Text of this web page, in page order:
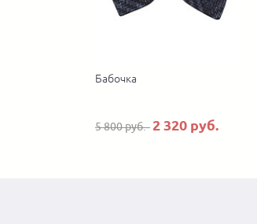
Бабочка
5 800 руб. 2 320 руб.